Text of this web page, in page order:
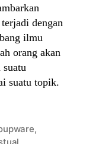
dengan
ilmu
orang akan
suatu topik.
,